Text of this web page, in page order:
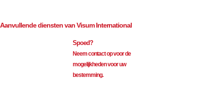
Aanvullende diensten van Visum International
Spoed?
Neem contact op voor de
mogelijkheden voor uw
bestemming.